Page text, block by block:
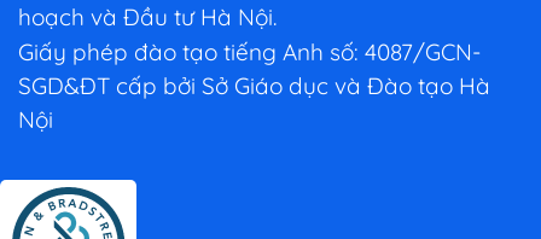
hoạch và Đầu tư Hà Nội.
Giấy phép đào tạo tiếng Anh số: 4087/GCN-
SGD&ĐT cấp bởi Sở Giáo dục và Đào tạo Hà
Nội